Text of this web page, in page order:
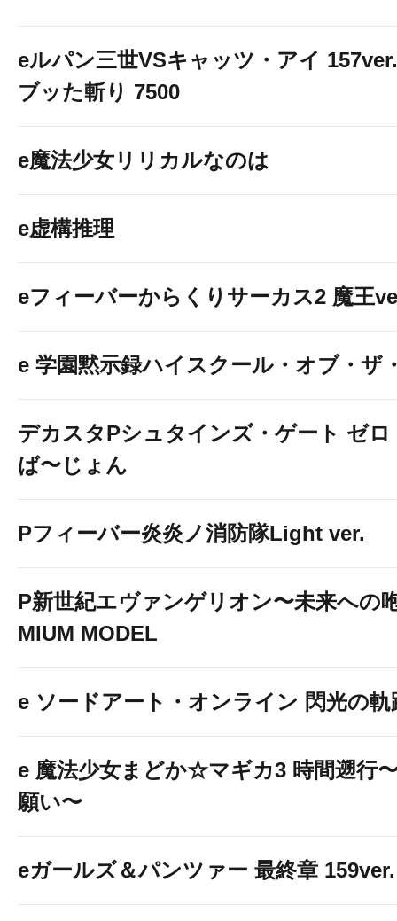
eルパン三世VSキャッツ・アイ
ブッた斬り 7500
e魔法少女リリカルなのは
e虚構推理
eフィーバーからくりサーカス2 魔王
e 学園黙示録ハイスクール・オブ・ザ
デカスタPシュタインズ・ゲート ゼ
ば〜じょん
Pフィーバー炎炎ノ消防隊Light ver.
P新世紀エヴァンゲリオン〜未来への
MIUM MODEL
e ソードアート・オンライン 閃光の軌
e 魔法少女まどか☆マギカ3 時間遡行
願い〜
eガールズ＆パンツァー 最終章 159ver.